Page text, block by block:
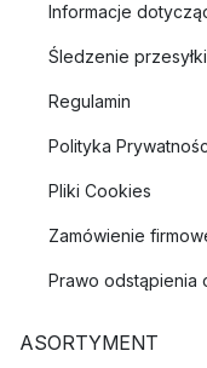
Informacje
Śledzenie przesyłki
Regulamin
Polityka
Pliki Cookies
Zamówienie
Prawo odstąpienia
ASORTYMENT